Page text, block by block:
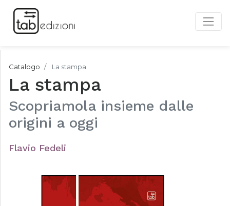
Catalogo La stampa
La stampa
Scopriamola insieme dalle
origini a oggi
Flavio Fedeli